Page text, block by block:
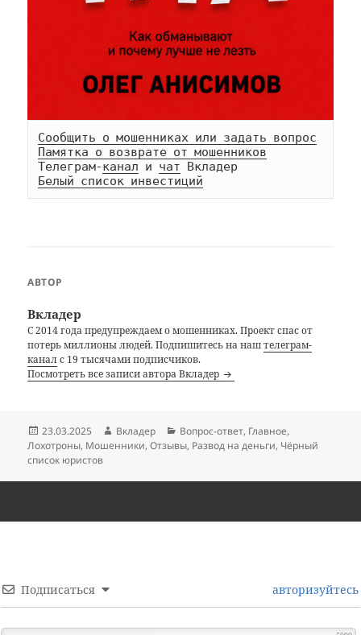
Сообщить о мошенниках или задать вопрос
Памятка о возврате от мошенников
Телеграм-канал и чат
Белый список инвестиций
АВТОР
Вкладер
С 2014 года предупреждаем о мошенниках. Проект спас от
потерь миллионы людей. Подпишитесь на наштелеграм-
каналс 19 тысячами подписчиков.
Посмотреть все записи автора Вкладер
Опубликовано
23.03.2025 Автор
Вкладер Рубрики
Вопрос-ответ, Главное,
Лохотроны, Мошенники,Отзывы, Развод на деньги, Чёрный
список юристов
Подписаться авторизуйтесь